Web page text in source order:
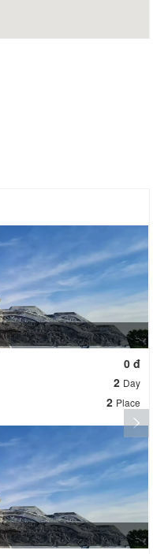
0 đ
2 Day
2 Place